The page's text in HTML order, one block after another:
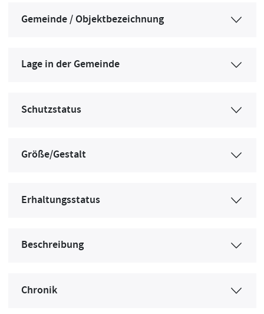
Gemeinde / Objektbezeichnung
Lage in der Gemeinde
Schutzstatus
Größe/Gestalt
Erhaltungsstatus
Beschreibung
Chronik